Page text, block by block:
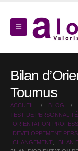
Bilan
Tournus
ACCUEIL
BLOG
TEST DE PERSONNALITÉ
ORIENTATION
DEVELOPPEMENT
CHANGEMENT
BILAN